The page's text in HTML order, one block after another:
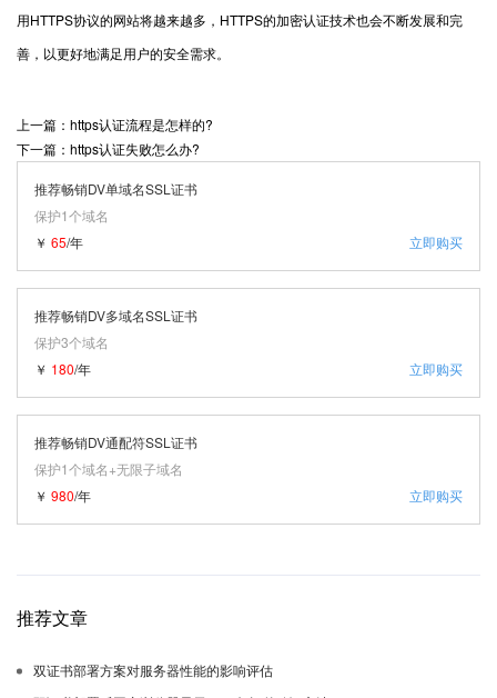
用HTTPS协议的网站将越来越多，HTTPS的加密认证技术也会不断发展和完
善，以更好地满足用户的安全需求。
上一篇：https认证流程是怎样的?
下一篇：https认证失败怎么办?
推荐畅销DV单域名SSL证书
保护1个域名
立即购买
￥ 65/年
推荐畅销DV多域名SSL证书
保护3个域名
立即购买
￥ 180/年
推荐畅销DV通配符SSL证书
保护1个域名+无限子域名
立即购买
￥ 980/年
推荐文章
双证书部署方案对服务器性能的影响评估